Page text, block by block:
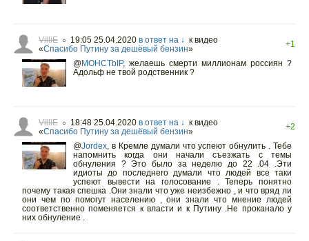
VilliE ○ 19:05 25.04.2020 в ответ на ↓ к видео
«Спасибо Путину за дешёвый бензин»
+1
@MOHCTbIP, желаешь смерти миллионам россиян ?
Адольф не твой родственник ?
VilliE ○ 18:48 25.04.2020 в ответ на ↓ к видео
«Спасибо Путину за дешёвый бензин»
+2
@Jordex, в Кремле думали что успеют обнулить . Тебе
напомнить когда они начали съезжать с темы
обнуления ? Это было за неделю до 22 .04 .Эти
идиоты до последнего думали что людей все таки
успеют вывести на голосование . Теперь понятно
почему такая спешка .Они знали что уже неизбежно , и что вряд ли
они чем по помогут населению , они знали что мнение людей
соответственно поменяется к власти и к Путину .Не проканало у
них обнуление .